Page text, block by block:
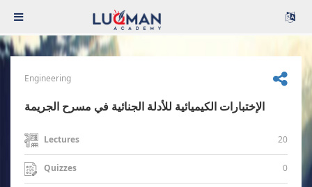
Engineering
الإختبارات الكيميائية للأدلة الجنائية في مسرح الجريمة
Lectures 20
Quizzes 0